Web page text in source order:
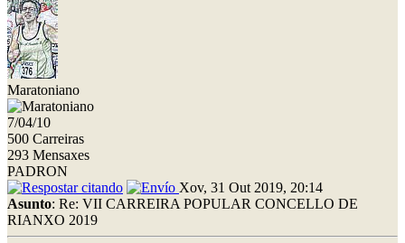
Maratoniano
7/04/10
500 Carreiras
293 Mensaxes
PADRON
Xov, 31 Out 2019, 20:14
Asunto: Re: VII CARREIRA POPULAR CONCELLO DE
RIANXO 2019